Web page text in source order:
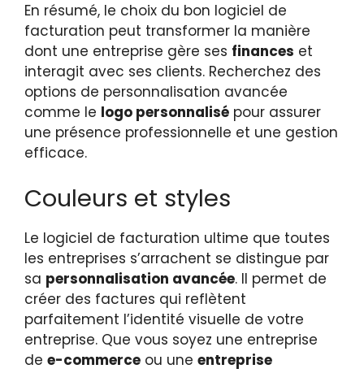
En résumé, le choix du bon logiciel de
facturation peut transformer la manière
dont une entreprise gère ses finances et
interagit avec ses clients. Recherchez des
options de personnalisation avancée
comme le logo personnalisé pour assurer
une présence professionnelle et une gestion
efficace.
Couleurs et styles
Le logiciel de facturation ultime que toutes
les entreprises s’arrachent se distingue par
sa personnalisation avancée. Il permet de
créer des factures qui reflètent
parfaitement l’identité visuelle de votre
entreprise. Que vous soyez une entreprise
de e-commerce ou une entreprise